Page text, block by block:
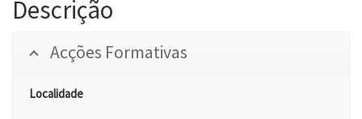
Descrição
Acções Formativas
Localidade